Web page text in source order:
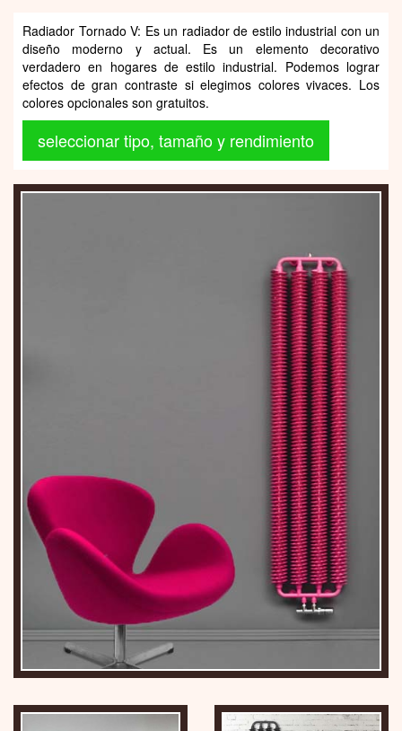
Radiador Tornado V: Es un radiador de estilo industrial con un
diseño moderno y actual. Es un elemento decorativo
verdadero en hogares de estilo industrial. Podemos lograr
efectos de gran contraste si elegimos colores vivaces. Los
colores opcionales son gratuitos.
seleccionar tipo, tamaño y rendimiento